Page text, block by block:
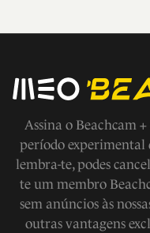
Assina o Beachcam
período experimental
lembra-te, podes
te um membro
sem anúncios às
outras vantagens